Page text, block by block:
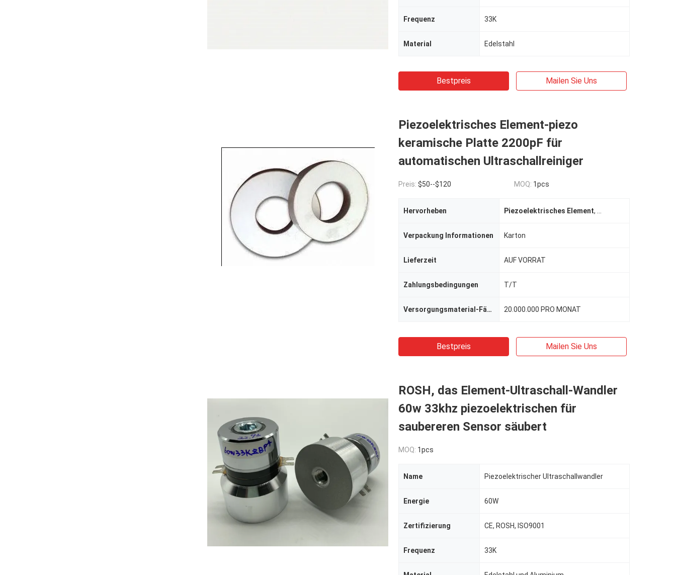
Frequenz 33K
Material Edelstahl
Bestpreis Mailen Sie Uns
Piezoelektrisches Element-piezo
keramische Platte 2200pF für
automatischen Ultraschallreiniger
Preis: $50--$120 MOQ: 1pcs
Hervorheben Piezoelektrisches Element,
Verpackung Informationen Karton
Lieferzeit AUF VORRAT
Zahlungsbedingungen T/T
Versorgungsmaterial-Fähigkeit 20.000.000 PRO MONAT
Bestpreis Mailen Sie Uns
ROSH, das Element-Ultraschall-Wandler
60w 33khz piezoelektrischen für
saubereren Sensor säubert
MOQ: 1pcs
Name Piezoelektrischer Ultraschallwandler
Energie 60W
Zertifizierung CE, ROSH, ISO9001
Frequenz 33K